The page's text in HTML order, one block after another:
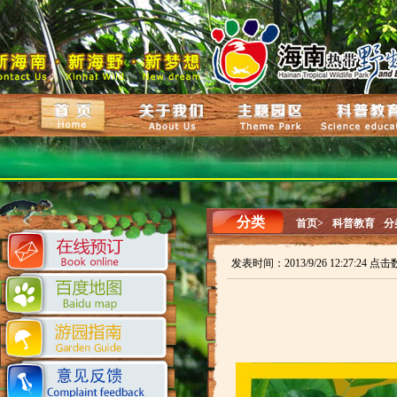
分类 首页> 科普教育 分
发表时间：2013/9/26 12:27:24 点击